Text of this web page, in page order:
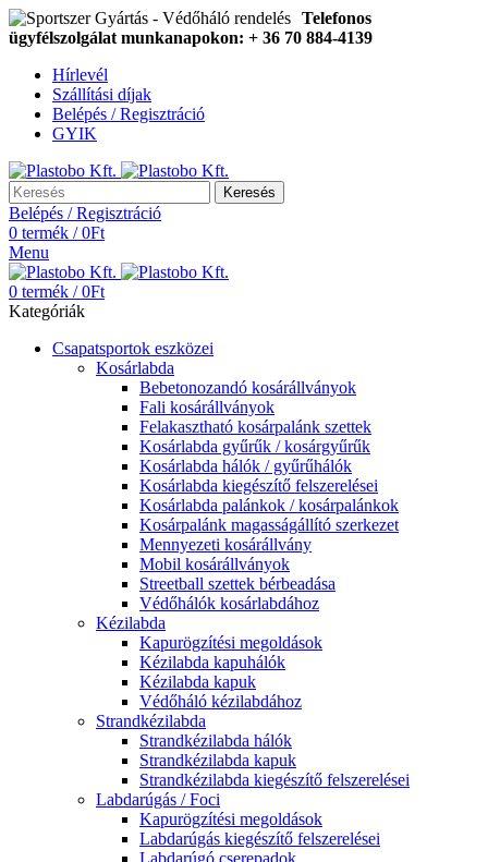
Telefonos
ügyfélszolgálat munkanapokon: + 36 70 884-4139
Hírlevél
Szállítási díjak
Belépés / Regisztráció
GYIK
Keresés
Belépés / Regisztráció
0 termék / 0Ft
Menu
0 termék / 0Ft
Kategóriák
Csapatsportok eszközei
Kosárlabda
Bebetonozandó kosárállványok
Fali kosárállványok
Felakasztható kosárpalánk szettek
Kosárlabda gyűrűk / kosárgyűrűk
Kosárlabda hálók / gyűrűhálók
Kosárlabda kiegészítő felszerelései
Kosárlabda palánkok / kosárpalánkok
Kosárpalánk magasságállító szerkezet
Mennyezeti kosárállvány
Mobil kosárállványok
Streetball szettek bérbeadása
Védőhálók kosárlabdához
Kézilabda
Kapurögzítési megoldások
Kézilabda kapuhálók
Kézilabda kapuk
Védőháló kézilabdához
Strandkézilabda
Strandkézilabda hálók
Strandkézilabda kapuk
Strandkézilabda kiegészítő felszerelései
Labdarúgás / Foci
Kapurögzítési megoldások
Labdarúgás kiegészítő felszerelései
Labdarúgó cserepadok